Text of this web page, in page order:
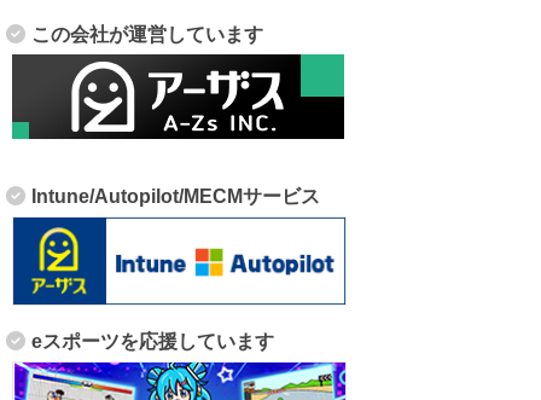
この会社が運営しています
Intune/Autopilot/MECMサービス
eスポーツを応援しています